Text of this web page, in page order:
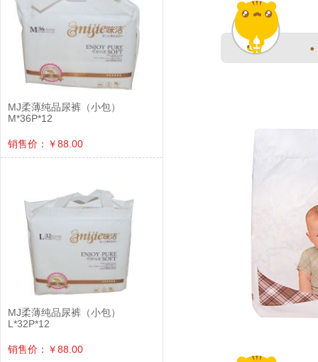
MJ柔薄纯品尿裤（小包）
M*36P*12
销售价：￥88.00
MJ柔薄纯品尿裤（小包）
L*32P*12
销售价：￥88.00